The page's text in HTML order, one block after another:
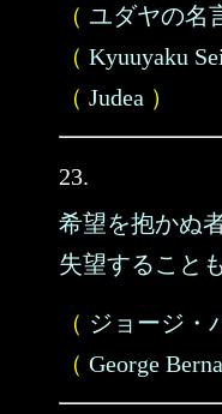
（ ユダヤの名
（ Kyuuyaku
（ Judea ）
23.
希望を抱かぬ者
失望すること
（ ジョージ・
（ George